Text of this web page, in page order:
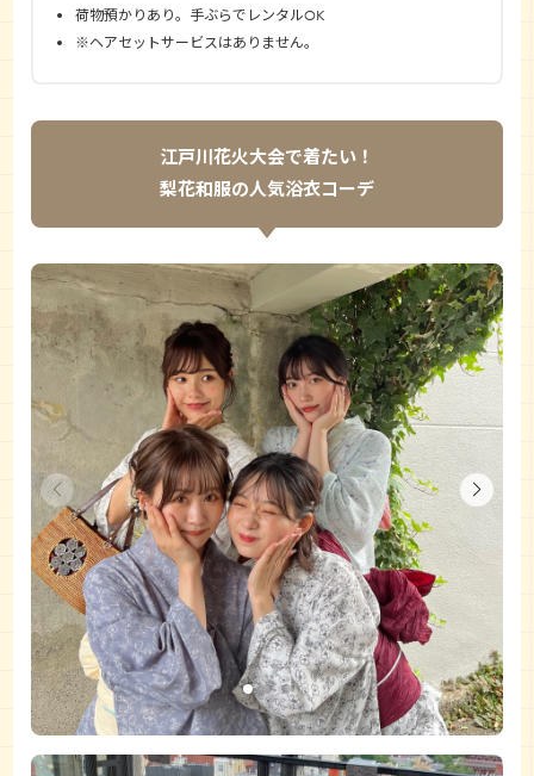
荷物預かりあり。手ぶらでレンタルOK
※ヘアセットサービスはありません。
江戸川花火大会で着たい！
梨花和服の人気浴衣コーデ